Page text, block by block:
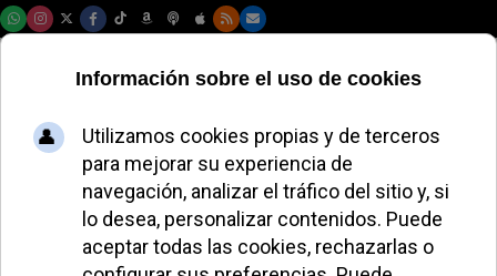
El cardenal Dolan
anima a recuperar